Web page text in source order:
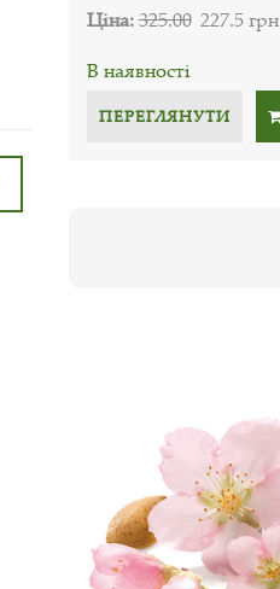
Ціна:325.00 227.5 грн
В наявності
ПЕРЕГЛЯНУТИ